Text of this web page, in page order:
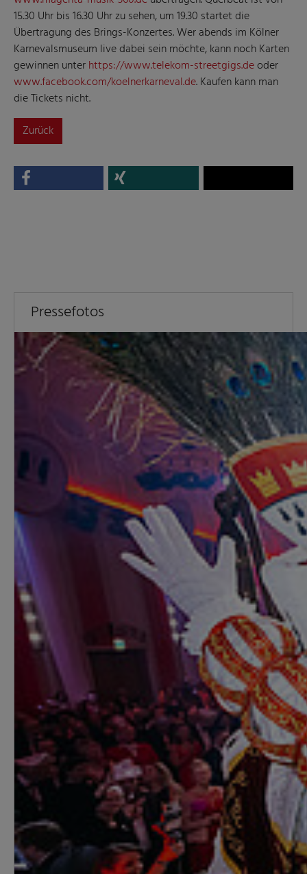
15.30 Uhr bis 16.30 Uhr zu sehen, um 19.30 startet die
Übertragung des Brings-Konzertes. Wer abends im Kölner
Karnevalsmuseum live dabei sein möchte, kann noch Karten
gewinnen unterhttps://www.telekom-streetgigs.deoder
www.facebook.com/koelnerkarneval.de. Kaufen kann man
die Tickets nicht.
Zurück
Pressefotos